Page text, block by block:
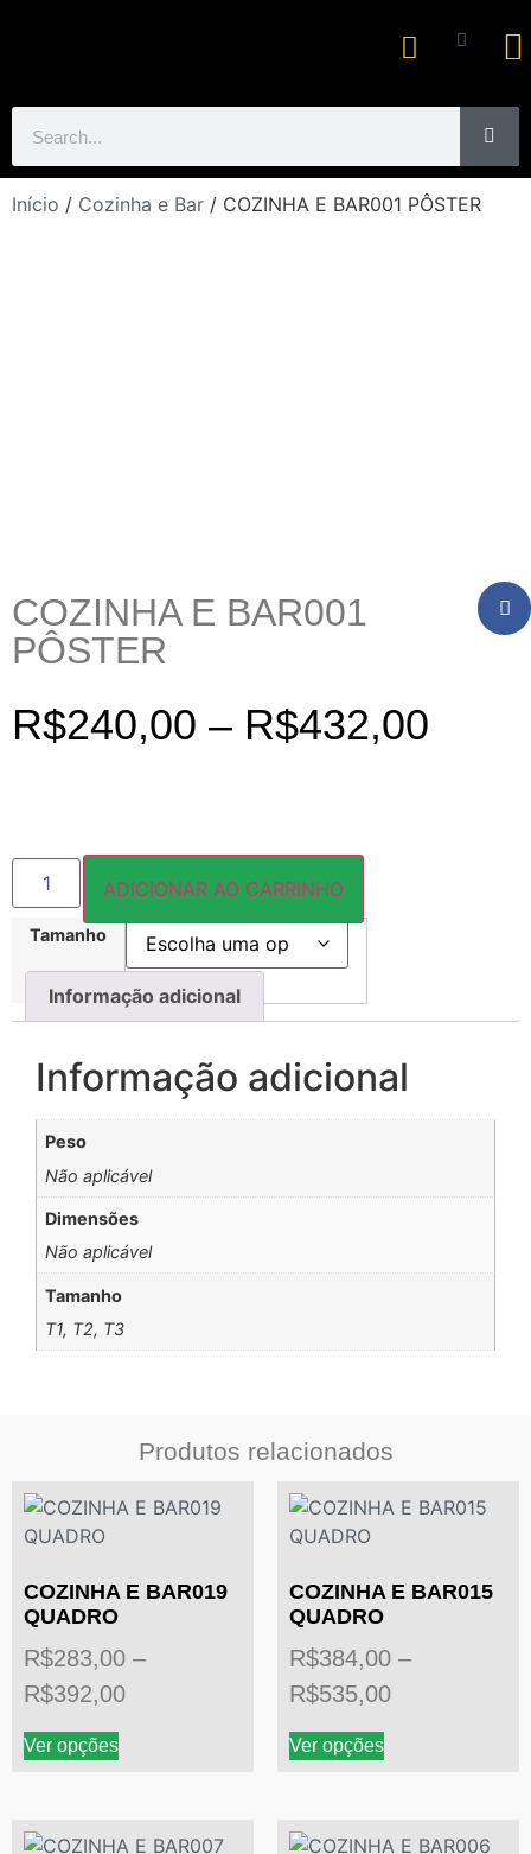
Início / Cozinha e Bar / COZINHA E BAR001 PÔSTER
COZINHA E BAR001
PÔSTER
R$240,00 – R$432,00
Tamanho
ADICIONAR AO CARRINHO
Informação adicional
Informação adicional
Peso
Não aplicável
Dimensões
Não aplicável
Tamanho
T1, T2, T3
Produtos relacionados
COZINHA E BAR019
QUADRO
R$283,00 –
R$392,00
Ver opções
COZINHA E BAR015
QUADRO
R$384,00 –
R$535,00
Ver opções